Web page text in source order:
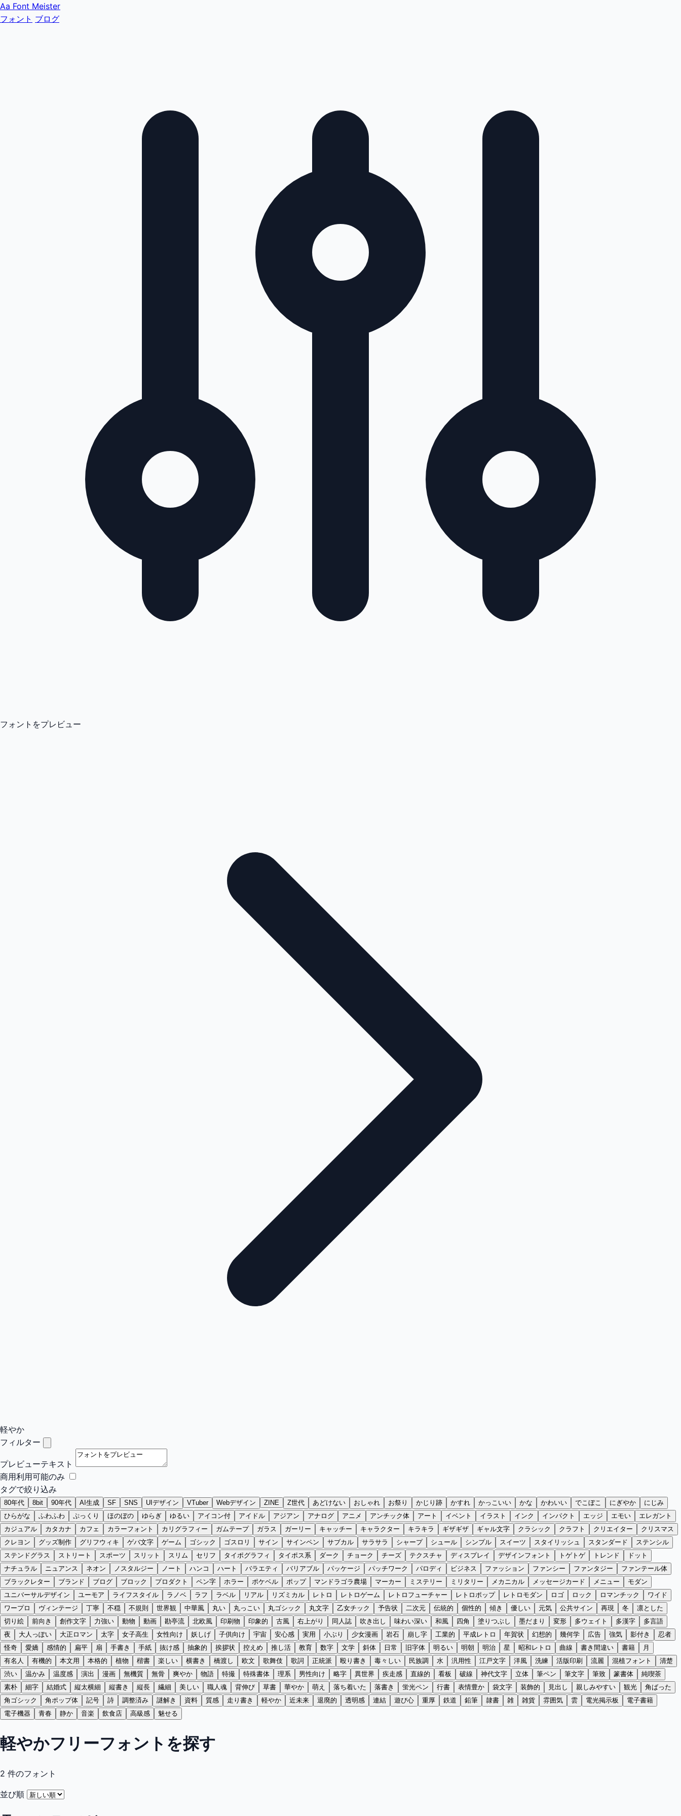
Aa Font Meister
フォント ブログ
フォントをプレビュー
軽やか
フィルター
プレビューテキスト
商用利用可能のみ
タグで絞り込み
80年代 8bit 90年代 AI生成 SF SNS UIデザイン VTuber Webデザイン ZINE Z世代 あどけない おしゃれ お祭り かじり跡 かすれ かっこいい かな かわいい でこぼこ にぎやか
にじみ
ひらがな
ふわふわ ぷっくり ほのぼの ゆらぎ ゆるい アイコン付 アイドル アジアン アナログ アニメ アンチック体 アート イベント イラスト インク インパクト エッジ エモい
エレガント
カジュアル
カタカナ カフェ カラーフォント カリグラフィー ガムテープ ガラス ガーリー キャッチー キャラクター キラキラ ギザギザ ギャル文字 クラシック クラフト クリエイター
クリスマス
クレヨン
グッズ制作 グリフウィキ ゲバ文字 ゲーム ゴシック ゴスロリ サイン サインペン サブカル サラサラ シャープ シュール シンプル スイーツ スタイリッシュ スタンダード
ステンシル
ステンドグラス
ストリート スポーツ スリット スリム セリフ タイポグラフィ タイポス系 ダーク チョーク チーズ テクスチャ ディスプレイ デザインフォント トゲトゲ トレンド
ドット
ナチュラル
ニュアンス ネオン ノスタルジー ノート ハンコ ハート バラエティ バリアブル パッケージ パッチワーク パロディ ビジネス ファッション ファンシー ファンタジー
ファンテール体
ブラックレター
ブランド ブログ ブロック プロダクト ペン字 ホラー ポケベル ポップ マンドラゴラ農場 マーカー ミステリー ミリタリー メカニカル メッセージカード メニュー
モダン
ユニバーサルデザイン
ユーモア ライフスタイル ラノベ ラフ ラベル リアル リズミカル レトロ レトロゲーム レトロフューチャー レトロポップ レトロモダン ロゴ ロック ロマンチック
ワイド
ワープロ
ヴィンテージ 丁寧 不穏 不規則 世界観 中華風 丸い 丸っこい 丸ゴシック 丸文字 乙女チック 予告状 二次元 伝統的 個性的 傾き 優しい 元気 公共サイン 再現 冬
凛とした
切り絵
前向き 創作文字 力強い 動物 動画 勘亭流 北欧風 印刷物 印象的 古風 右上がり 同人誌 吹き出し 味わい深い 和風 四角 塗りつぶし 墨だまり 変形 多ウェイト 多漢字
多言語
夜
大人っぽい 大正ロマン 太字 女子高生 女性向け 妖しげ 子供向け 宇宙 安心感 実用 小ぶり 少女漫画 岩石 崩し字 工業的 平成レトロ 年賀状 幻想的 幾何学 広告 強気 影付き
忍者
怪奇
愛嬌 感情的 扁平 扇 手書き 手紙 抜け感 抽象的 挨拶状 控えめ 推し活 教育 数字 文学 斜体 日常 旧字体 明るい 明朝 明治 星 昭和レトロ 曲線 書き間違い 書籍
月
有名人
有機的 本文用 本格的 植物 楷書 楽しい 横書き 橋渡し 欧文 歌舞伎 歌詞 正統派 殴り書き 毒々しい 民族調 水 汎用性 江戸文字 洋風 洗練 活版印刷 流麗 混植フォント
清楚
渋い
温かみ 温度感 演出 漫画 無機質 無骨 爽やか 物語 特撮 特殊書体 理系 男性向け 略字 異世界 疾走感 直線的 看板 破線 神代文字 立体 筆ペン 筆文字 筆致 篆書体
純喫茶
素朴
細字 結婚式 縦太横細 縦書き 縦長 繊細 美しい 職人魂 背伸び 草書 華やか 萌え 落ち着いた 落書き 蛍光ペン 行書 表情豊か 袋文字 装飾的 見出し 親しみやすい 観光
角ばった
角ゴシック
角ポップ体 記号 詩 調整済み 謎解き 資料 質感 走り書き 軽やか 近未来 退廃的 透明感 連結 遊び心 重厚 鉄道 鉛筆 隷書 雑 雑貨 雰囲気 雲 電光掲示板
電子書籍
電子機器
青春 静か 音楽 飲食店 高級感 魅せる
軽やかフリーフォントを探す
2 件のフォント
並び順